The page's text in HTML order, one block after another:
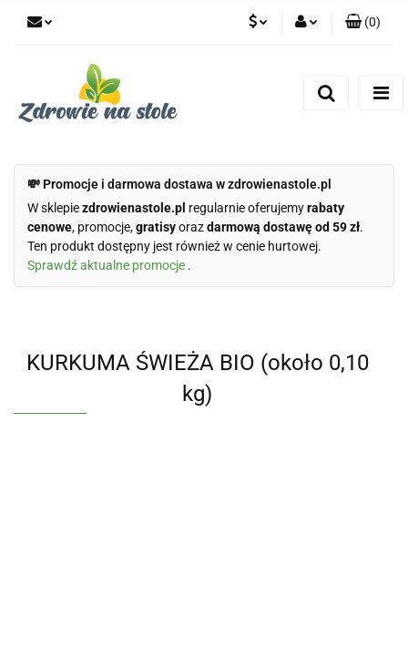
(0)
💸 Promocje i darmowa dostawa w zdrowienastole.pl
W sklepiezdrowienastole.pl regularnie oferujemyrabaty
cenowe, promocje,gratisyorazdarmową dostawę od 59 zł.
Ten produkt dostępny jest również w cenie hurtowej.
Sprawdź aktualne promocje .
KURKUMA ŚWIEŻA BIO (około 0,10
kg)